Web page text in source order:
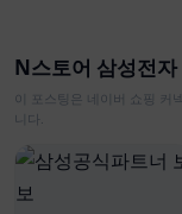
N스토어 삼성전자
이 포스팅은 네이버 쇼핑 커
니다.